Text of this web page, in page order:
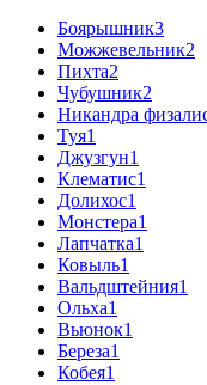
Боярышник3
Можжевельник2
Пихта2
Чубушник2
Никандра
Туя1
Джузгун1
Клематис1
Долихос1
Монстера1
Лапчатка1
Ковыль1
Вальдштейния1
Ольха1
Вьюнок1
Береза1
Кобея1